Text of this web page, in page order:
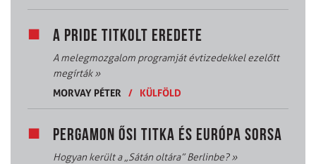
A PRIDE TITKOLT EREDETE
A melegmozgalom programját évtizedekkel ezelőtt
megírták»
MORVAY PÉTER
/ KÜLFÖLD
PERGAMON ŐSI TITKA ÉS EURÓPA SORSA
Hogyan került a „Sátán oltára” Berlinbe?»